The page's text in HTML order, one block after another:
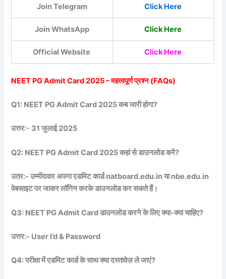
Join Telegram Click Here
Join WhatsApp Click Here
Official Website Click Here
NEET PG Admit Card 2025 – महत्वपूर्ण प्रश्न (FAQs)
Q1: NEET PG Admit Card 2025 कब जारी होगा?
उत्तर:- 31 जुलाई 2025
Q2: NEET PG Admit Card 2025 कहां से डाउनलोड करें?
उतर:- उम्मीदवार अपना एडमिट कार्ड natboard.edu.in या nbe.edu.in
वेबसाइट पर जाकर लॉगिन करके डाउनलोड कर सकते हैं।
Q3: NEET PG Admit Card डाउनलोड करने के लिए क्या-क्या चाहिए?
उत्तर:- User I’d & Password
Q4: परीक्षा में एडमिट कार्ड के साथ क्या दस्तावेज़ ले जाएं?